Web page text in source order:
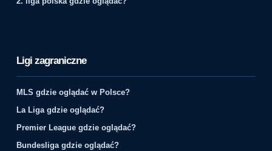
Ligi zagraniczne
MLS gdzie oglądać w Polsce?
La Liga gdzie oglądać?
Premier League gdzie oglądać?
Bundesliga gdzie oglądać?